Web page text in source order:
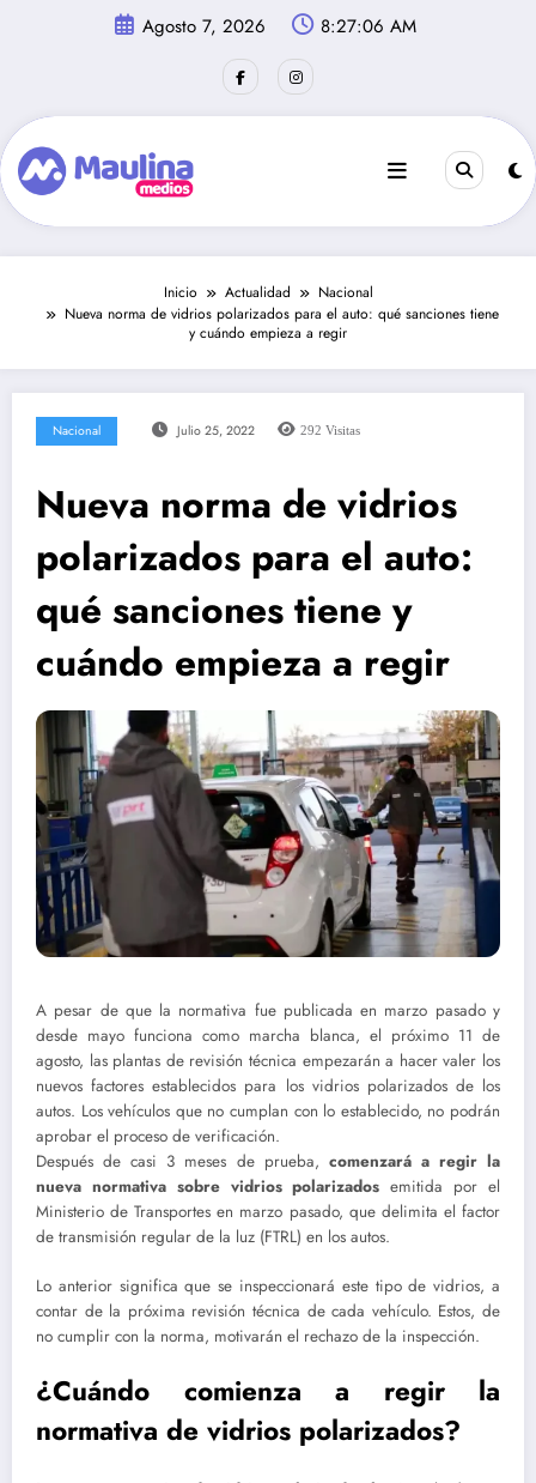
Agosto 7, 2026 8:27:07 AM
Inicio Actualidad
Nacional
Nueva norma de vidrios polarizados para el auto: qué sanciones tiene
y cuándo empieza a regir
Nacional Julio 25, 2022 292 Visitas
Nueva norma de vidrios
polarizados para el auto:
qué sanciones tiene y
cuándo empieza a regir
A pesar de que la normativa fue publicada en marzo pasado y
desde mayo funciona como marcha blanca, el próximo 11 de
agosto, las plantas de revisión técnica empezarán a hacer valer los
nuevos factores establecidos para los vidrios polarizados de los
autos. Los vehículos que no cumplan con lo establecido, no podrán
aprobar el proceso de verificación.
Después de casi 3 meses de prueba, comenzará a regir la
nueva normativa sobre vidrios polarizados emitida por el
Ministerio de Transportes en marzo pasado, que delimita el factor
de transmisión regular de la luz (FTRL) en los autos.
Lo anterior significa que se inspeccionará este tipo de vidrios, a
contar de la próxima revisión técnica de cada vehículo. Estos, de
no cumplir con la norma, motivarán el rechazo de la inspección.
¿Cuándo comienza a regir la
normativa de vidrios polarizados?